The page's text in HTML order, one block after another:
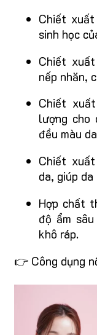
Chiết
sinh học
Chiết
nếp nhăn,
Chiết
lượng cho
đều màu
Chiết
da, giúp
Hợp chất
độ ẩm
khô ráp.
👉 Công dụng